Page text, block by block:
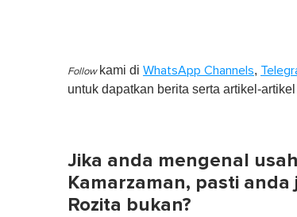
Follow kami di WhatsApp Channels,
untuk dapatkan berita serta artikel-
Jika anda mengenal
Kamarzaman, pasti
Rozita bukan?